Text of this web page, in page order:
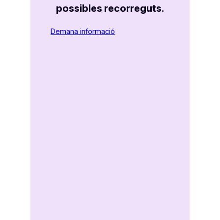
possibles recorreguts.
Demana informació